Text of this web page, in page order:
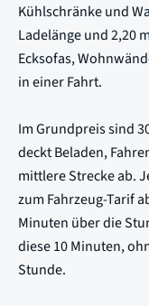
Kühlschränke und
Ladelänge und 2,20
Ecksofas,
in einer Fahrt.
Im Grundpreis sind
deckt Beladen,
mittlere Strecke ab.
zum Fahrzeug-Tarif
Minuten über die
diese 10 Minuten,
Stunde.